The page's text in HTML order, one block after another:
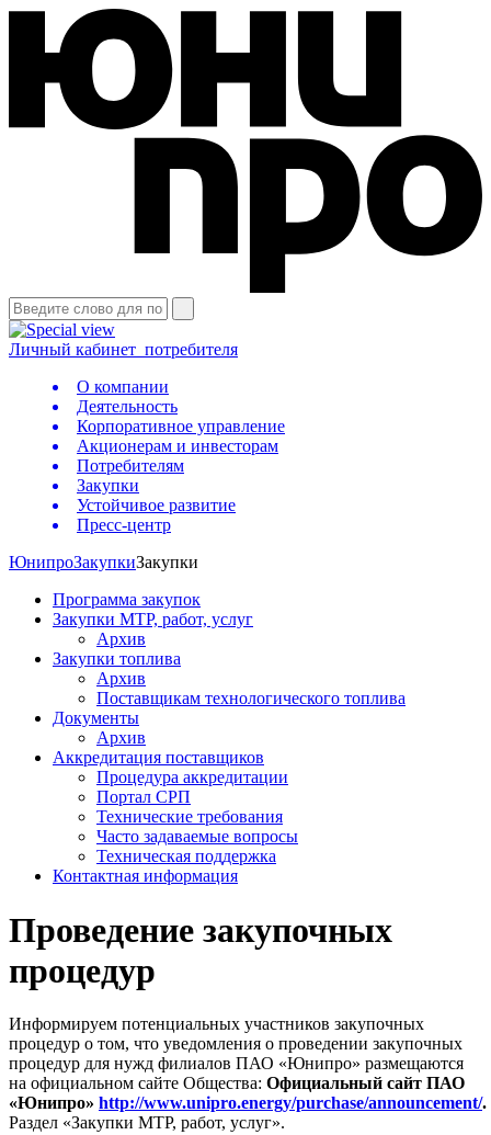
Личный кабинет потребителя
О компании
Деятельность
Корпоративное управление
Акционерам и инвесторам
Потребителям
Закупки
Устойчивое развитие
Пресс-центр
ЮнипроЗакупкиЗакупки
Программа закупок
Закупки МТР, работ, услуг
Архив
Закупки топлива
Архив
Поставщикам технологического топлива
Документы
Архив
Аккредитация поставщиков
Процедура аккредитации
Портал СРП
Технические требования
Часто задаваемые вопросы
Техническая поддержка
Контактная информация
Проведение закупочных
процедур
Информируем потенциальных участников закупочных
процедур о том, что уведомления о проведении закупочных
процедур для нужд филиалов ПАО «Юнипро» размещаются
на официальном сайте Общества: Официальный сайт ПАО
«Юнипро» http://www.unipro.energy/purchase/announcement/.
Раздел «Закупки МТР, работ, услуг».